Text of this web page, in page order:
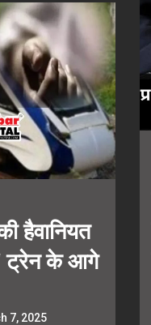
हैवानियत
ट्रेन के आगे
7, 2025